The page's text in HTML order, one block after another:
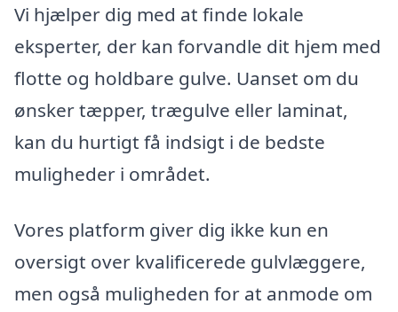
Vi hjælper dig med at finde lokale
eksperter, der kan forvandle dit hjem med
flotte og holdbare gulve. Uanset om du
ønsker tæpper, trægulve eller laminat,
kan du hurtigt få indsigt i de bedste
muligheder i området.
Vores platform giver dig ikke kun en
oversigt over kvalificerede gulvlæggere,
men også muligheden for at anmode om